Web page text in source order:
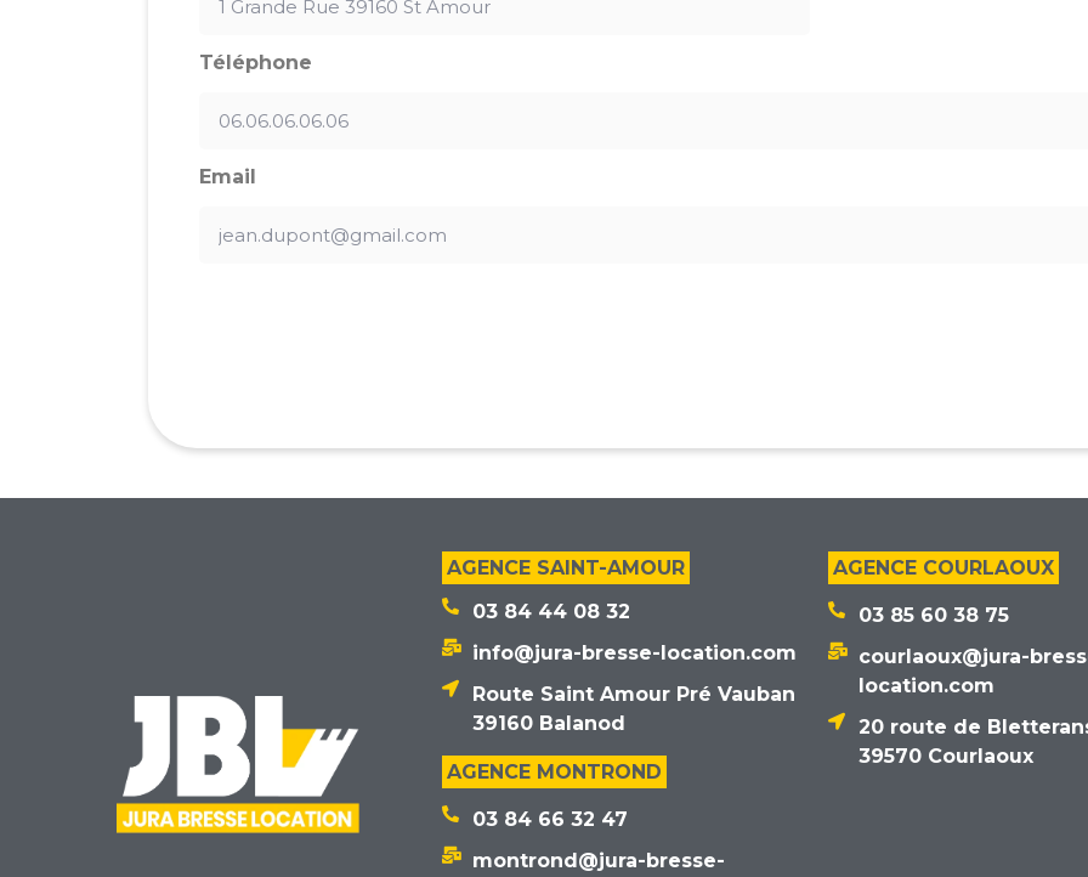
Téléphone
Email
AGENCE SAINT-AMOUR
03 84 44 08 32
info@jura-bresse-location.com
Route Saint Amour Pré Vauban
39160 Balanod
AGENCE MONTROND
03 84 66 32 47
montrond@jura-bresse-
AGENCE COURLAOUX
03 85 60 38 75
courlaoux@jura-
location.com
20 route de
39570 Courlaoux